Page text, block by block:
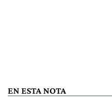
EN ESTA NOTA